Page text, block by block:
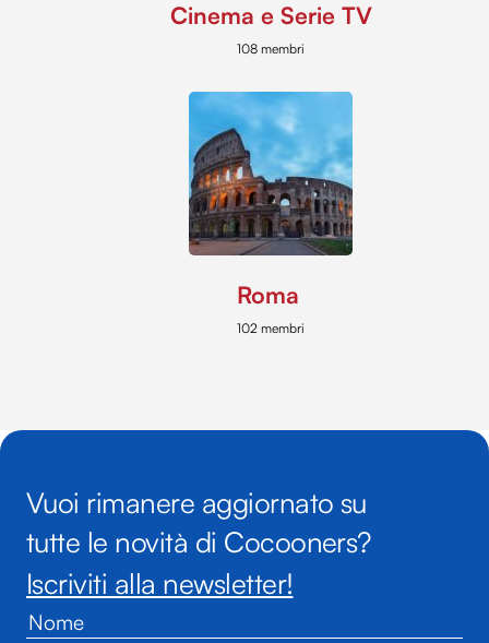
Cinema e Serie TV
108 membri
Roma
102 membri
Vuoi rimanere aggiornato su
tutte le novità di Cocooners?
Iscriviti alla newsletter!